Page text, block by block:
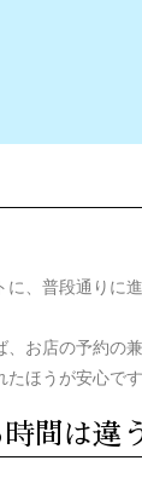
、普段通りに
お店の予約の
ほうが安心です
間は違